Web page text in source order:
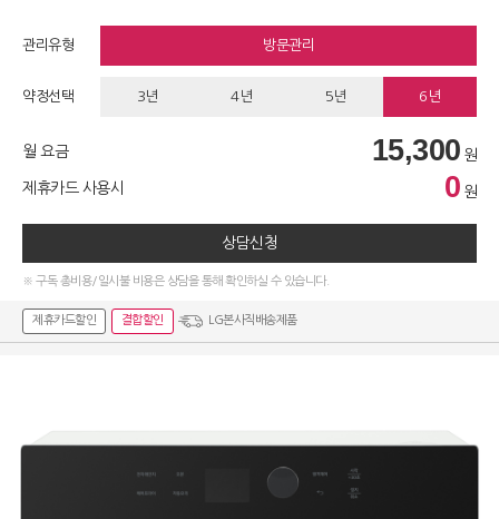
관리유형 방문관리
약정선택 3년 4년 5년 6년
월 요금 15,300 원
제휴카드 사용시 0 원
상담신청
※ 구독 총비용/일시불 비용은 상담을 통해 확인하실 수 있습니다.
제휴카드할인 결합할인 LG본사직배송제품